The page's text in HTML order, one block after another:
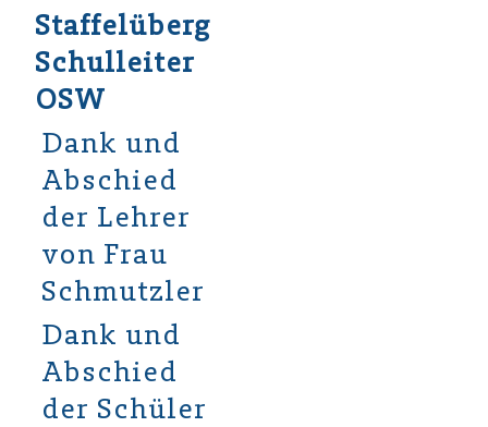
Staffelübergabe
Schulleiter
OSW
Dank und
Abschied
der Lehrer
von Frau
Schmutzler
Dank und
Abschied
der Schüler